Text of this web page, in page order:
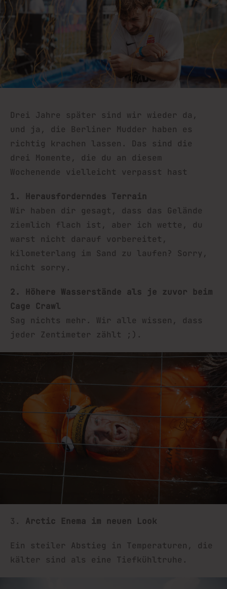
Drei Jahre später sind wir wieder da,
und ja, die Berliner Mudder haben es
richtig krachen lassen. Das sind die
drei Momente, die du an diesem
Wochenende vielleicht verpasst hast
1. Herausforderndes Terrain
Wir haben dir gesagt, dass das Gelände
ziemlich flach ist, aber ich wette, du
warst nicht darauf vorbereitet,
kilometerlang im Sand zu laufen? Sorry,
nicht sorry.
2. Höhere Wasserstände als je zuvor beim
Cage Crawl
Sag nichts mehr. Wir alle wissen, dass
jeder Zentimeter zählt ;).
3. Arctic Enema im neuen Look
Ein steiler Abstieg in Temperaturen, die
kälter sind als eine Tiefkühltruhe.